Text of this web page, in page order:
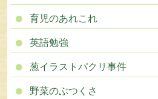
育児のあれこれ
英語勉強
葱イラストパクリ事件
野菜のぶつくさ